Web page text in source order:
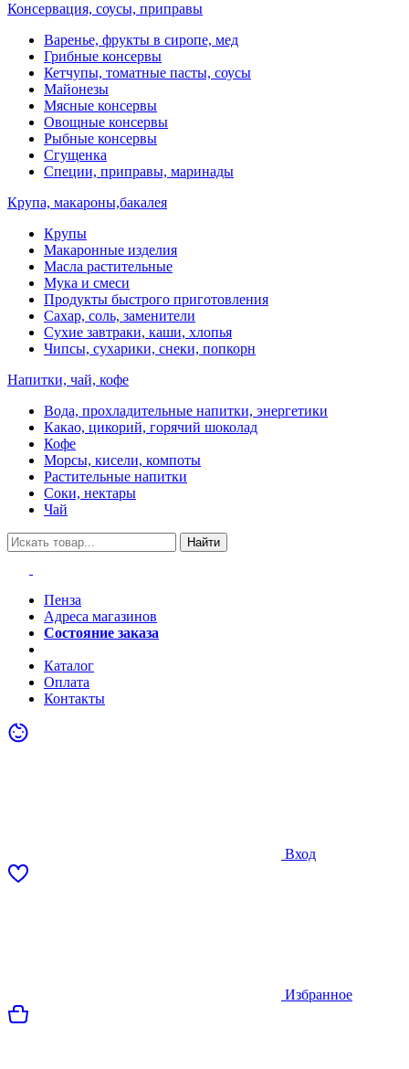
Консервация, соусы, приправы
Варенье, фрукты в сиропе, мед
Грибные консервы
Кетчупы, томатные пасты, соусы
Майонезы
Мясные консервы
Овощные консервы
Рыбные консервы
Сгущенка
Специи, приправы, маринады
Крупа, макароны,бакалея
Крупы
Макаронные изделия
Масла растительные
Мука и смеси
Продукты быстрого приготовления
Сахар, соль, заменители
Сухие завтраки, каши, хлопья
Чипсы, сухарики, снеки, попкорн
Напитки, чай, кофе
Вода, прохладительные напитки, энергетики
Какао, цикорий, горячий шоколад
Кофе
Морсы, кисели, компоты
Растительные напитки
Соки, нектары
Чай
Найти
Пенза
Адреса магазинов
Состояние заказа
Каталог
Оплата
Контакты
Вход
Избранное